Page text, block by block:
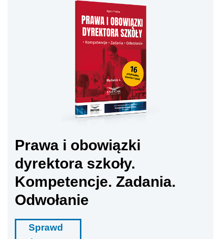
Prawa i obowiązki
dyrektora szkoły.
Kompetencje. Zadania.
Odwołanie
Sprawd